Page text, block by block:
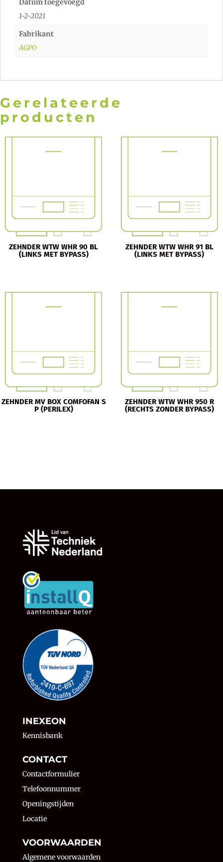
1-2-2021
Fabrikant
AGPO
Gerelateerde
producten
ZEHNDER WTW WHR 90 BL
(LINKS MET BYPASS)
ZEHNDER WTW WHR 91 BL
(LINKS MET BYPASS)
ZEHNDER MV BOX COMFOFAN S
P (PERILEX)
ZEHNDER WTW WHR 950 R
(RECHTS ZONDER BYPASS)
INEXEON
Kennisbank
CONTACT
Contactformulier
Telefoonnummer
Openingstijden
Locatie
VOORWAARDEN
Algemene voorwaarden